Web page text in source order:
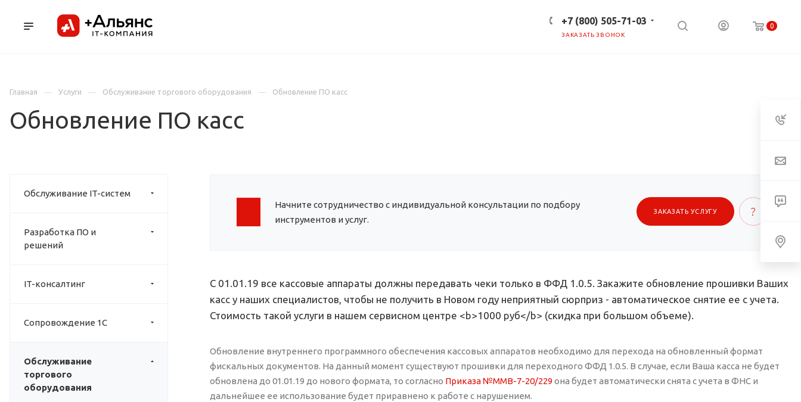
0
+7 (800) 505-71-03
ЗАКАЗАТЬ ЗВОНОК
Главная
Услуги Обслуживание торгового оборудования Обновление ПО касс
Обновление ПО касс
Обслуживание IT-систем
Разработка ПО и
решений
IT-консалтинг
Сопровождение 1С
Обслуживание
торгового
оборудования
Начните сотрудничество с индивидуальной консультации по подбору
инструментов и услуг.
ЗАКАЗАТЬ УСЛУГУ
С 01.01.19 все кассовые аппараты должны передавать чеки только в ФФД 1.0.5. Закажите обновление прошивки Ваших
касс у наших специалистов, чтобы не получить в Новом году неприятный сюрприз - автоматическое снятие ее с учета.
Стоимость такой услуги в нашем сервисном центре <b>1000 руб</b> (скидка при большом объеме).
Обновление внутреннего программного обеспечения кассовых аппаратов необходимо для перехода на обновленный формат
фискальных документов. На данный момент существуют прошивки для переходного ФФД 1.0.5. В случае, если Ваша касса не будет
обновлена до 01.01.19 до нового формата, то согласно Приказа №ММВ-7-20/229она будет автоматически снята с учета в ФНС и
дальнейшее ее использование будет приравнено к работе с нарушением.